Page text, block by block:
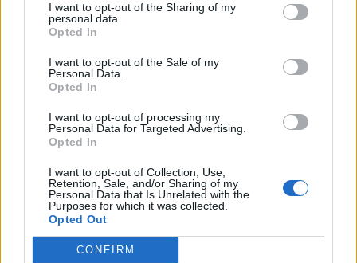
I want to opt-out of the Sharing of my
personal data.
Opted In
I want to opt-out of the Sale of my
Personal Data.
Opted In
I want to opt-out of processing my
Personal Data for Targeted Advertising.
Opted In
I want to opt-out of Collection, Use,
Retention, Sale, and/or Sharing of my
Personal Data that Is Unrelated with the
Purposes for which it was collected.
Opted Out
CONFIRM
Büntetőfeljelentést tett
fenyegetés miatt
Nagy pofonba szaladt belé a
Kolozsvári CFR, kikapott a
Győr és a Loki is